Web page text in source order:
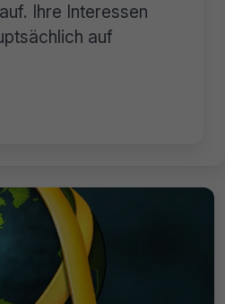
Ihre Interessen
auf